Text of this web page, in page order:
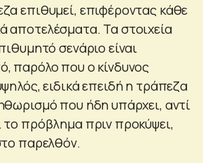
επιθυμεί, επιφέροντας κάθε
αποτελέσματα. Τα στοιχεία
σενάριο είναι
παρόλο που ο κίνδυνος
ειδικά επειδή η τράπεζα
που ήδη υπάρχει, αντί
το πρόβλημα πριν προκύψει,
παρελθόν.